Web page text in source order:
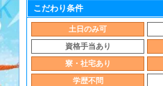
こだわり条件
土日のみ可
資格手当あり
寮・社宅あり
学歴不問